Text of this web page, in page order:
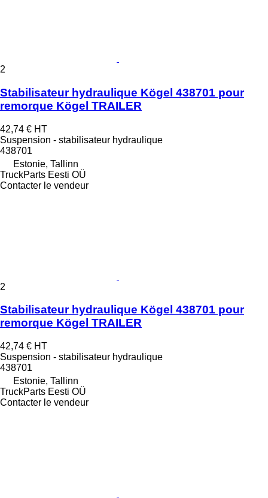
2
Stabilisateur hydraulique Kögel 438701 pour
remorque Kögel TRAILER
42,74 € HT
Suspension - stabilisateur hydraulique
438701
Estonie, Tallinn
TruckParts Eesti OÜ
Contacter le vendeur
2
Stabilisateur hydraulique Kögel 438701 pour
remorque Kögel TRAILER
42,74 € HT
Suspension - stabilisateur hydraulique
438701
Estonie, Tallinn
TruckParts Eesti OÜ
Contacter le vendeur